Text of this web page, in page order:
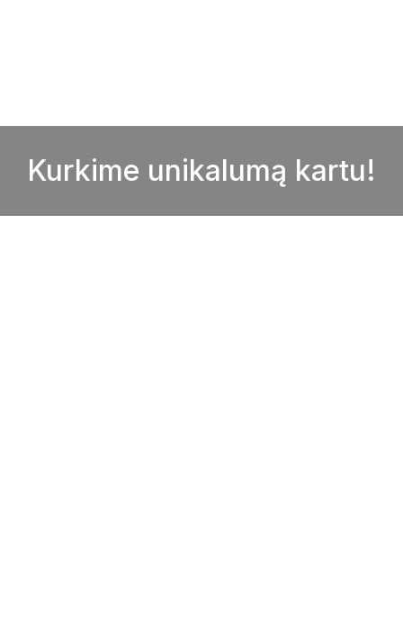
Kurkime unikalumą kartu!